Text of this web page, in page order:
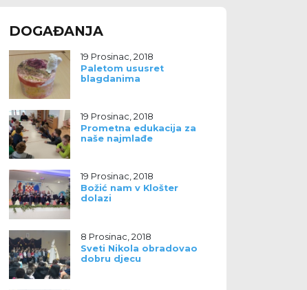
DOGAĐANJA
19 Prosinac, 2018
Paletom ususret
blagdanima
19 Prosinac, 2018
Prometna edukacija za
naše najmlađe
19 Prosinac, 2018
Božić nam v Klošter
dolazi
8 Prosinac, 2018
Sveti Nikola obradovao
dobru djecu